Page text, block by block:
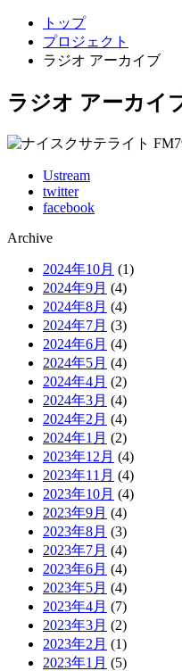
トップ
プロジェクト
ラジオ アーカイブ
ラジオ アーカイ
Ustream
twitter
facebook
Archive
2024年10月 (1)
2024年9月 (4)
2024年8月 (4)
2024年7月 (3)
2024年6月 (4)
2024年5月 (4)
2024年4月 (2)
2024年3月 (4)
2024年2月 (4)
2024年1月 (2)
2023年12月 (4)
2023年11月 (4)
2023年10月 (4)
2023年9月 (4)
2023年8月 (3)
2023年7月 (4)
2023年6月 (4)
2023年5月 (4)
2023年4月 (7)
2023年3月 (2)
2023年2月 (1)
2023年1月 (5)